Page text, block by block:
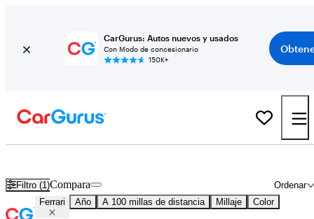
CarGurus: Autos nuevos y usados
Con Modo de concesionario
150K+
Filtro (1) Ordenar
Compara
Ferrari Año A 100 millas de distancia Millaje Color